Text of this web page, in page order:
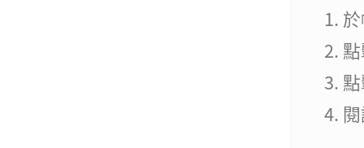
1.
2.
3.
4.